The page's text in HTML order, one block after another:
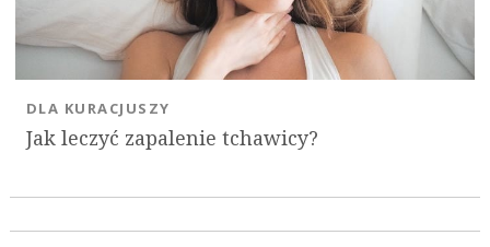
Jak leczyć zapalenie tchawicy?
DLA KURACJUSZY